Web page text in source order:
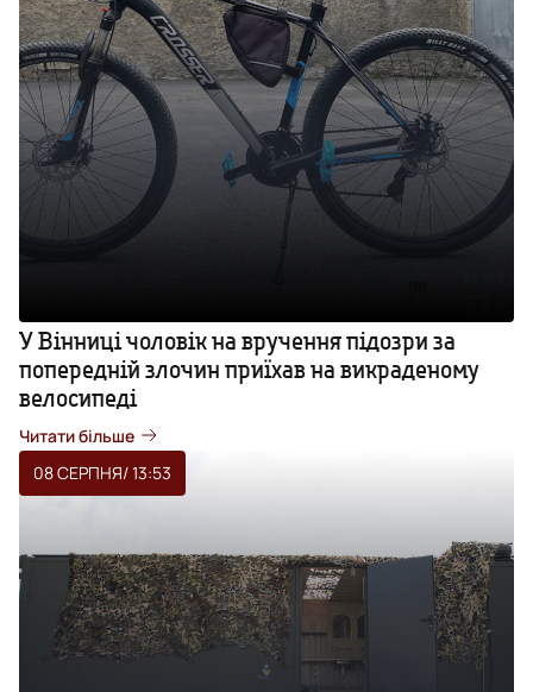
У Вінниці чоловік на вручення підозри за
попередній злочин приїхав на викраденому
велосипеді
Читати більше
08 СЕРПНЯ/ 13:53